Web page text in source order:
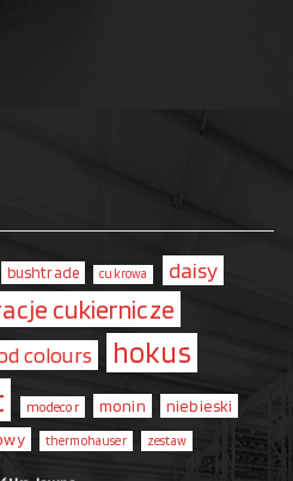
bushtrade cukrowa daisy
cukiernicze
colours hokus
modecor monin niebieski
thermohauser zestaw